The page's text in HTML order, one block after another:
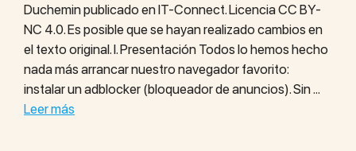
Duchemin publicado en IT-Connect. Licencia CC BY-
NC 4.0. Es posible que se hayan realizado cambios en
el texto original. I. Presentación Todos lo hemos hecho
nada más arrancar nuestro navegador favorito:
instalar un adblocker (bloqueador de anuncios). Sin …
Leer más